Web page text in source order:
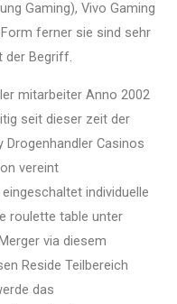
Gaming), Vivo Gaming
ferner sie sind sehr
der Begriff.
mitarbeiter Anno 2002
seit dieser zeit der
Casinos
vereint
individuelle
roulette table unter
via diesem
Reside Teilbereich
das